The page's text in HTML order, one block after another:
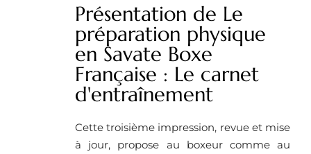
Présentation de Le
préparation physique
en Savate Boxe
Française : Le carnet
d'entraînement
Cette troisième impression, revue et mise
à jour, propose au boxeur comme au